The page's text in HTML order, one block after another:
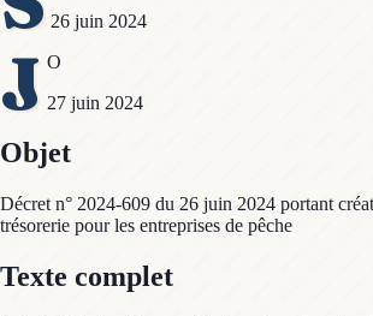
26 juin 2024
J O
27 juin 2024
Objet
Décret n° 2024-609 du 26 juin 2024 portant
trésorerie pour les entreprises de pêche
Texte complet